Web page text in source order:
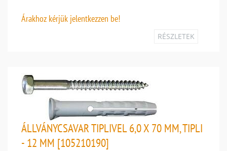
Árakhoz kérjük jelentkezzen be!
RÉSZLETEK
ÁLLVÁNYCSAVAR TIPLIVEL 6,0 X 70 MM, TIPLI
- 12 MM [105210190]